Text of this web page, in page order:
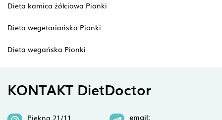
Dieta kamica żółciowa Pionki
Dieta wegetariańska Pionki
Dieta wegańska Pionki
KONTAKT DietDoctor
Piękna 21/11, email: